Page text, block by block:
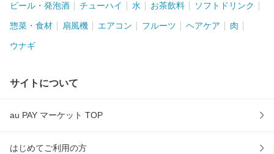
ビール・発泡酒 チューハイ 水 お茶飲料 ソフトドリンク
惣菜・食材 扇風機 エアコン フルーツ ヘアケア 肉
ウナギ
サイトについて
au PAY マーケット TOP
はじめてご利用の方